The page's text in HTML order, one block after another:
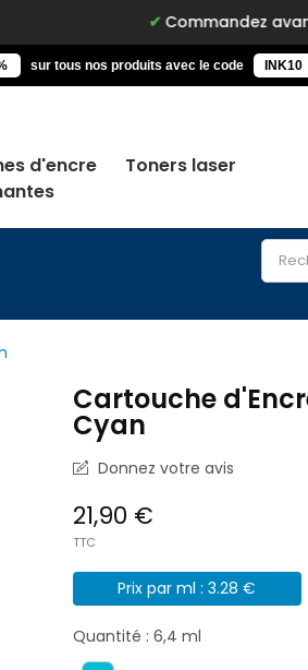
Commandez avant 15h, livré
sur tous nos produits avec le code INK10
d'encre
Toners laser
Cartouche
Cyan
Donnez votre avis
21,90 €
TTC
Prix par ml : 3.28 €
Quantité : 6,4 ml